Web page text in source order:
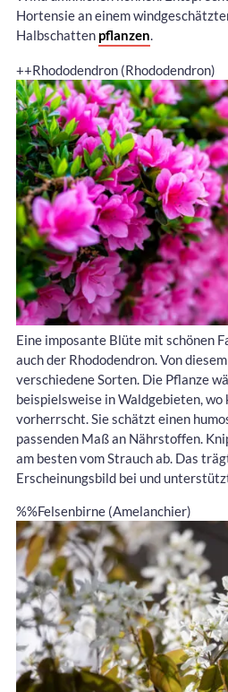
Hortensie an einem
Halbschatten pflanzen
++Rhododendron (Rhododendron)
Eine imposante Blüte mit schönen
auch der Rhododendron. Von
verschiedene Sorten. Die Pflanze
beispielsweise in Waldgebieten, wo
vorherrscht. Sie schätzt einen
passenden Maß an Nährstoffen.
am besten vom Strauch ab. Das
Erscheinungsbild bei und
%%Felsenbirne (Amelanchier)